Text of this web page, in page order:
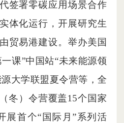
签署零碳应用场景合作
体化运行，开展研究生
贸易港建设。举办美国
课”中国站“未来能源领
大学联盟夏令营等，全
冬）令营覆盖15个国家
展首个“国际月”系列活